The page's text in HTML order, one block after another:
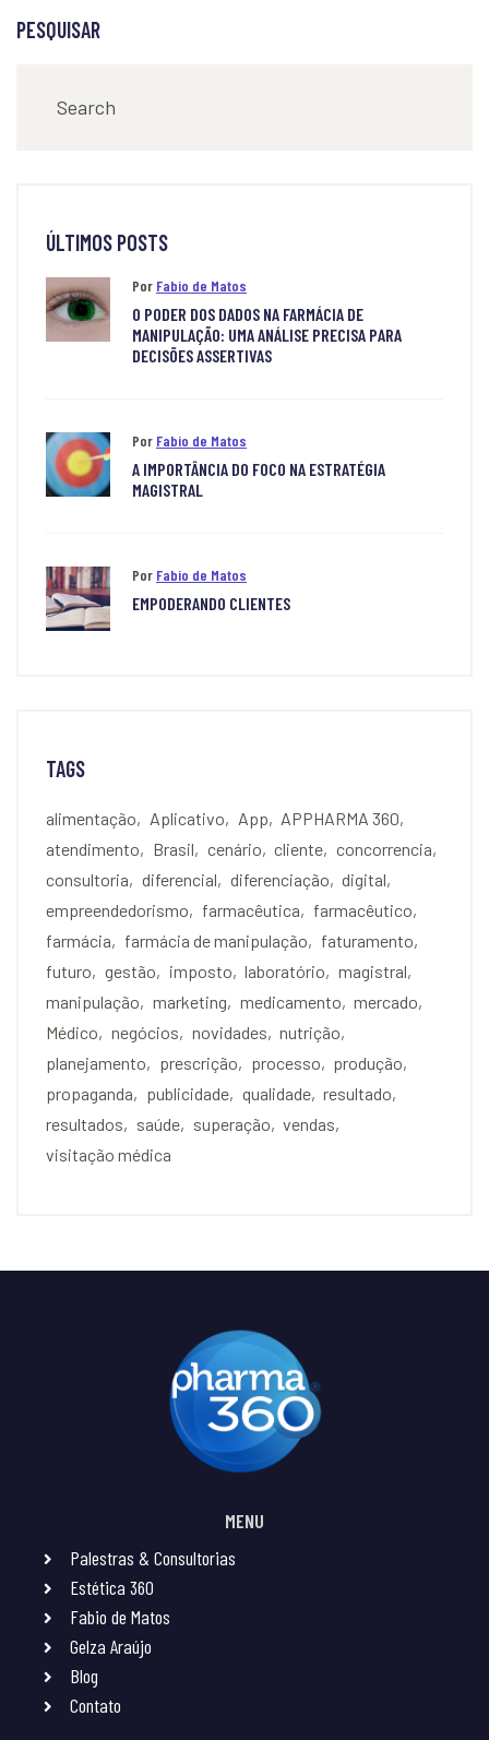
PESQUISAR
ÚLTIMOS POSTS
Por Fabio de Matos
O PODER DOS DADOS NA FARMÁCIA DE
MANIPULAÇÃO: UMA ANÁLISE PRECISA PARA
DECISÕES ASSERTIVAS
Por Fabio de Matos
A IMPORTÂNCIA DO FOCO NA ESTRATÉGIA
MAGISTRAL
Por Fabio de Matos
EMPODERANDO CLIENTES
TAGS
alimentação Aplicativo App
APPHARMA 360
atendimento
Brasil cenário cliente
concorrencia
consultoria
diferencial diferenciação
digital
empreendedorismo
farmacêutica
farmacêutico
farmácia
farmácia de manipulação
faturamento
futuro
gestão imposto laboratório
magistral
manipulação
marketing medicamento
mercado
Médico
negócios novidades
nutrição
planejamento
prescrição processo
produção
propaganda
publicidade qualidade
resultado
resultados
saúde superação
vendas
visitação médica
MENU
Palestras & Consultorias
Estética 360
Fabio de Matos
Gelza Araújo
Blog
Contato